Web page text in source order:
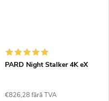
PARD Night Stalker 4K eX
€826,28 fără TVA